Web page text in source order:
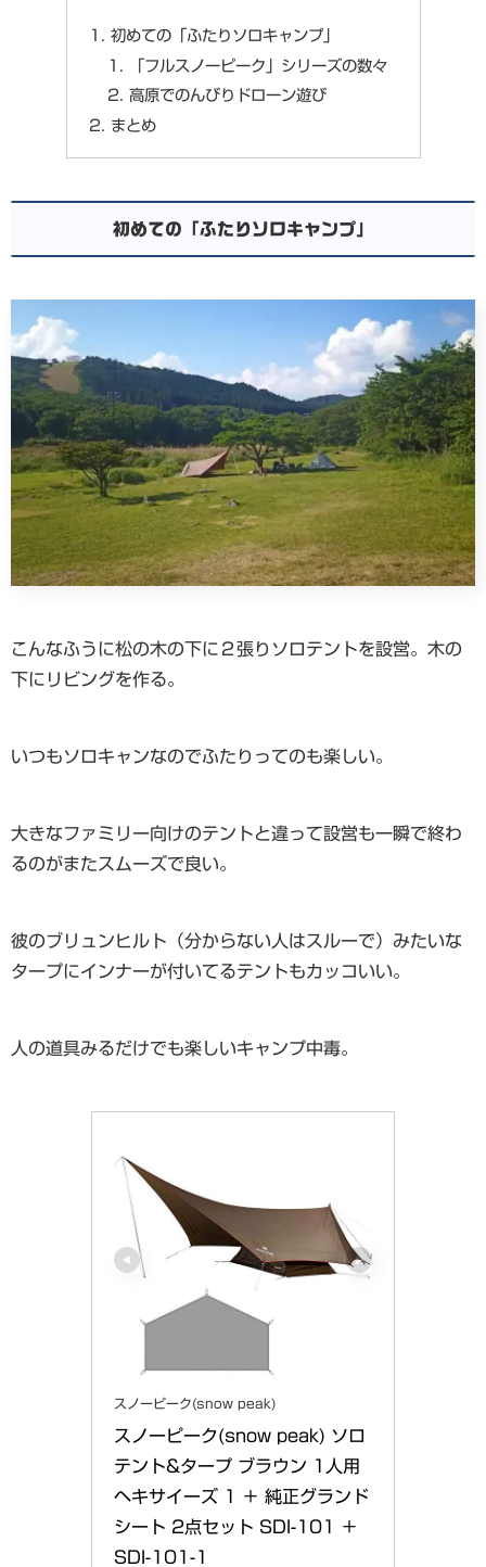
初めての「ふたりソロキャンプ」
「フルスノーピーク」シリーズの数々
高原でのんびりドローン遊び
まとめ
初めての「ふたりソロキャンプ」
こんなふうに松の木の下に２張りソロテントを設営。木の
下にリビングを作る。
いつもソロキャンなのでふたりってのも楽しい。
大きなファミリー向けのテントと違って設営も一瞬で終わ
るのがまたスムーズで良い。
彼のブリュンヒルト（分からない人はスルーで）みたいな
タープにインナーが付いてるテントもカッコいい。
人の道具みるだけでも楽しいキャンプ中毒。
スノーピーク(snow peak)
スノーピーク(snow peak) ソロ
テント&タープ ブラウン 1人用
ヘキサイーズ 1 ＋ 純正グランド
シート 2点セット SDI-101 ＋
SDI-101-1